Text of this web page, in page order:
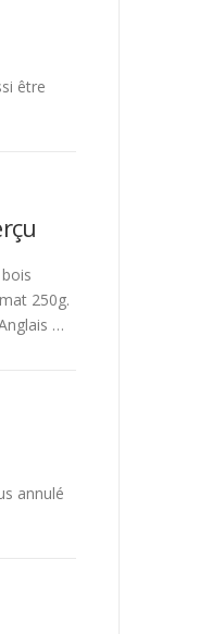
être
250g.
…
annulé